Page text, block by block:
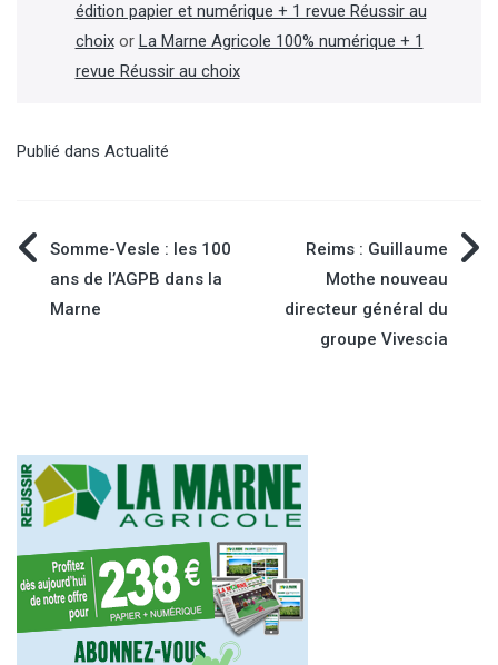
édition papier et numérique + 1 revue Réussir au
choixor La Marne Agricole 100% numérique + 1
revue Réussir au choix
Publié dans Actualité
Navigation
de
Somme-Vesle : les 100
ans de l’AGPB dans la
Marne
Reims : Guillaume
Mothe nouveau
directeur général du
groupe Vivescia